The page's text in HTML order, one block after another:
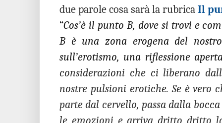
due parole cosa sarà la rubrica Il
“Cos’è il punto B, dove si trovi e
B è una zona erogena del
sull’erotismo, una riflessione
considerazioni che ci liberano
nostre pulsioni erotiche. Se è vero
parte dal cervello, passa dalla
le emozioni e arriva dritto dritto